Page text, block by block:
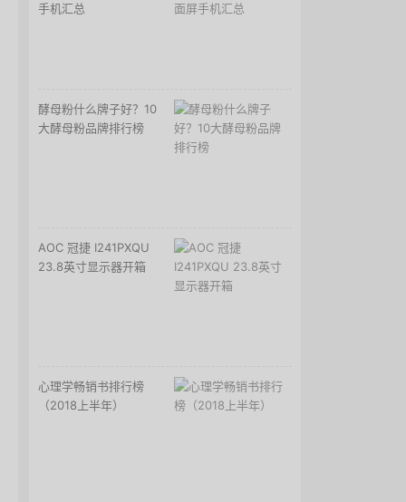
手机汇总
酵母粉什么牌子好？10
大酵母粉品牌排行榜
AOC 冠捷 I241PXQU
23.8英寸显示器开箱
心理学畅销书排行榜
（2018上半年）